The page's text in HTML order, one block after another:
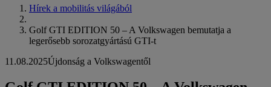
Hírek a mobilitás világából
Golf GTI EDITION 50 – A Volkswagen bemutatja a
legerősebb sorozatgyártású GTI-t
11.08.2025Újdonság a Volkswagentől